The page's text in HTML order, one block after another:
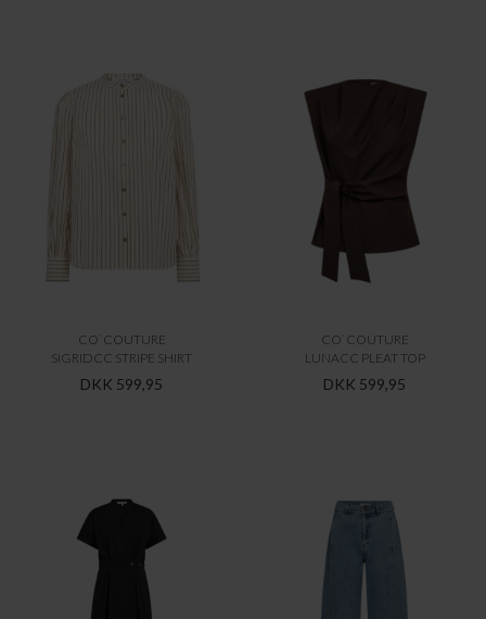
CO`COUTURE
SIGRIDCC STRIPE SHIRT
DKK 599,95
CO`COUTURE
LUNACC PLEAT TOP
DKK 599,95